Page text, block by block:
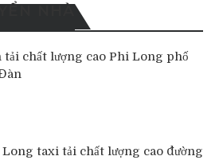
NHÀ
tải chất lượng cao Phi Long phố
taxi tải chất lượng cao đường